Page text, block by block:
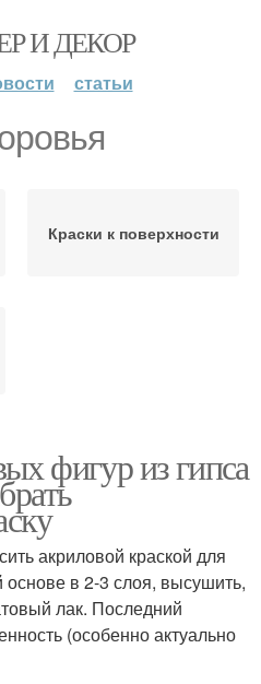
И ДЕКОР
статьи
Краски к поверхности
фигур из гипса
акриловой краской для
в 2-3 слоя, высушить,
лак. Последний
(особенно актуально